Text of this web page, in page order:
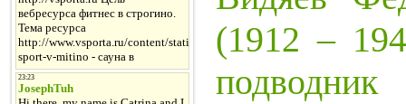
(1912 –
подводник